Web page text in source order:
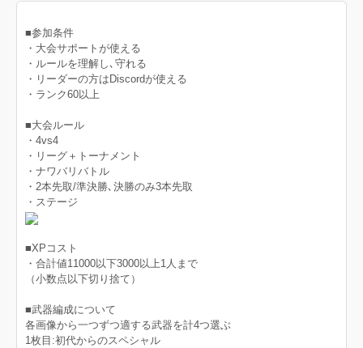
■参加条件
・大会サポートが使える
・ルールを理解し､守れる
・リーダーの方はDiscordが使える
・ランク60以上
■大会ルール
・4vs4
・リーグ＋トーナメント
・ナワバリバトル
・2本先取/準決勝､決勝のみ3本先取
・ステージ
■XPコスト
・合計値11000以下3000以上1人まで
（小数点以下切り捨て）
■武器編成について
各画像から一つずつ適する武器を計4つ選ぶ
1枚目:初代からのスペシャル